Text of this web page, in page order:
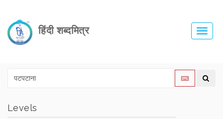
हिंदी शब्दमित्र
Levels